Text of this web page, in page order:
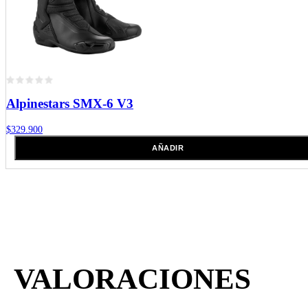
Alpinestars SMX-6 V3
$329.900
AÑADIR
VALORACIONES